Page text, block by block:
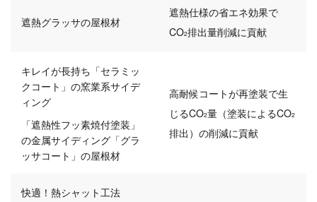
遮熱グラッサの屋根材
遮熱仕様の省エネ効果で
CO2排出量削減に貢献
キレイが長持ち 「セラミッ
クコート」の窯業系サイデ
ィング
「遮熱性フッ素焼付塗装」
の金属サイディング 「グラ
ッサコート」の屋根材
高耐候コートが再塗装で生
じるCO2量（塗装によるCO2
排出）の削減に貢献
快適！熱シャット工法